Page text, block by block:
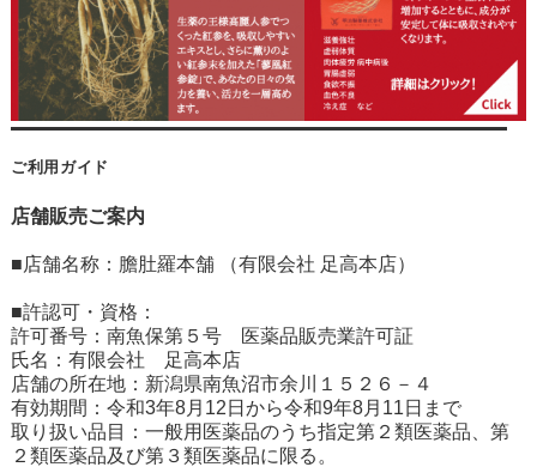
ご利用ガイド
店舗販売ご案内
■店舗名称：膽肚羅本舗 （有限会社 足高本店）
■許認可・資格：
許可番号：南魚保第５号 医薬品販売業許可証
氏名：有限会社 足高本店
店舗の所在地：新潟県南魚沼市余川１５２６－４
有効期間：令和3年8月12日から令和9年8月11日まで
取り扱い品目：一般用医薬品のうち指定第２類医薬品、第
２類医薬品及び第３類医薬品に限る。